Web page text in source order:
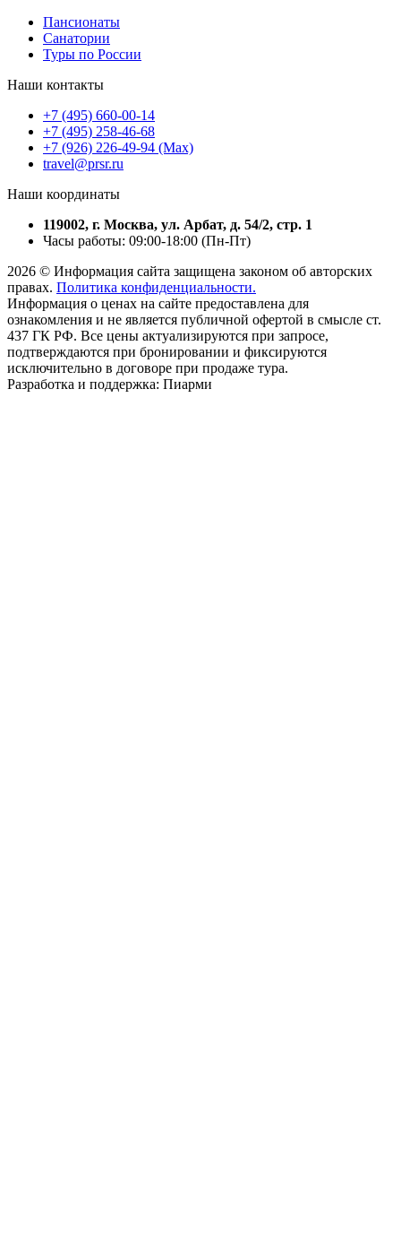
Пансионаты
Санатории
Туры по России
Наши контакты
+7 (495) 660-00-14
+7 (495) 258-46-68
+7 (926) 226-49-94 (Max)
travel@prsr.ru
Наши координаты
119002, г. Москва, ул. Арбат, д. 54/2, стр. 1
Часы работы: 09:00-18:00 (Пн-Пт)
2026 © Информация сайта защищена законом об авторских
правах. Политика конфиденциальности.
Информация о ценах на сайте предоставлена для
ознакомления и не является публичной офертой в смысле ст.
437 ГК РФ. Все цены актуализируются при запросе,
подтверждаются при бронировании и фиксируются
исключительно в договоре при продаже тура.
Разработка и поддержка: Пиарми